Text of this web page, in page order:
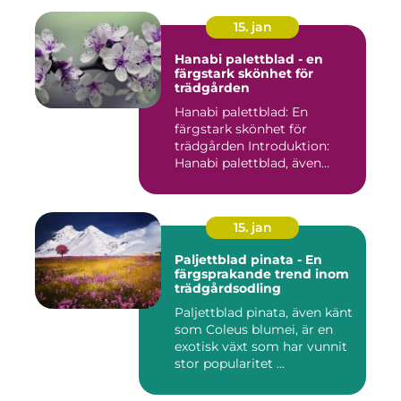
15. jan
Hanabi palettblad - en
färgstark skönhet för
trädgården
Hanabi palettblad: En
färgstark skönhet för
trädgården Introduktion:
Hanabi palettblad, även
15. jan
Paljettblad pinata - En
färgsprakande trend inom
trädgårdsodling
Paljettblad pinata, även känt
som Coleus blumei, är en
exotisk växt som har vunnit
stor popularitet ...